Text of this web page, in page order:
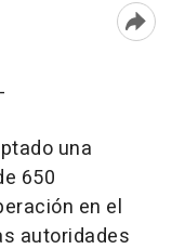
una
650
en el
autoridades